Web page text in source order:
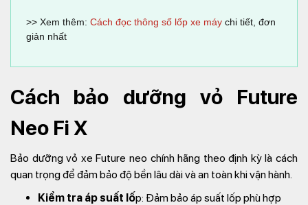
>> Xem thêm:Cách đọc thông số lốp xe máy chi tiết, đơn
giản nhất
Cách bảo dưỡng vỏ Future
Neo Fi X
Bảo dưỡng vỏ xe Future neo chính hãng theo định kỳ là cách
quan trọng để đảm bảo độ bền lâu dài và an toàn khi vận hành.
Kiểm tra áp suất lốp: Đảm bảo áp suất lốp phù hợp